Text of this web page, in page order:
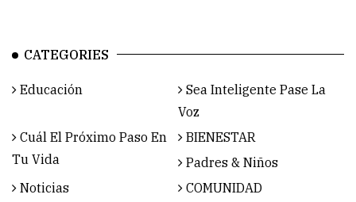
CATEGORIES
Educación
Sea Inteligente Pase La
Voz
Cuál El Próximo Paso En
Tu Vida
BIENESTAR
Padres & Niños
Noticias
COMUNIDAD